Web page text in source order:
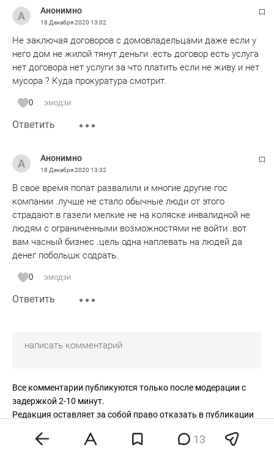
Анонимно
18 Декабря 2020 13:02
Не заключая договоров с домовладельцами даже если у
него дом не жилой тянут деньги .есть договор есть услуга
нет договора нет услуги за что платить если не живу и нет
мусора ? Куда прокуратура смотрит.
0 эмодзи
Ответить
Анонимно
18 Декабря 2020 13:32
В свое время попат развалили и многие другие гос
компании .лучше не стало обычные люди от этого
страдают.в газели мелкие не на коляске инвалидной не
людям с ограниченными возможностями не войти .вот
вам часный бизнес .цель одна наплевать на людей да
денег побольшк содрать.
0 эмодзи
Ответить
Все комментарии публикуются только после модерации с
задержкой 2-10 минут.
Редакция оставляет за собой право отказать в публикации
Правила модерирования
13